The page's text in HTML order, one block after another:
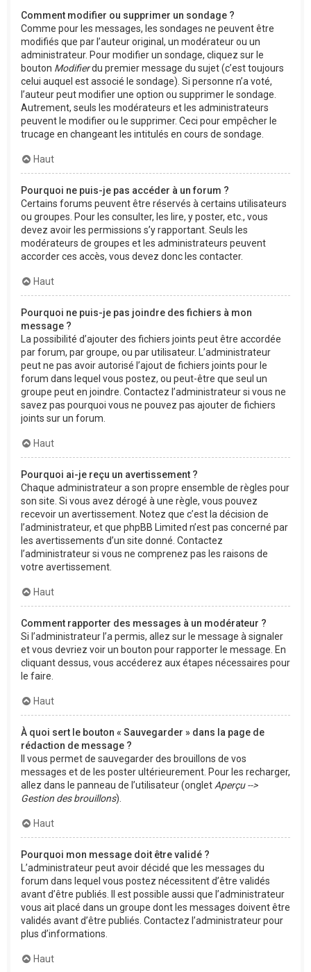
Comment modifier ou supprimer un sondage ?
Comme pour les messages, les sondages ne peuvent être
modifiés que par l’auteur original, un modérateur ou un
administrateur. Pour modifier un sondage, cliquez sur le
bouton Modifierdu premier message du sujet (c’est toujours
celui auquel est associé le sondage). Si personne n’a voté,
l’auteur peut modifier une option ou supprimer le sondage.
Autrement, seuls les modérateurs et les administrateurs
peuvent le modifier ou le supprimer. Ceci pour empêcher le
trucage en changeant les intitulés en cours de sondage.
Haut
Pourquoi ne puis-je pas accéder à un forum ?
Certains forums peuvent être réservés à certains utilisateurs
ou groupes. Pour les consulter, les lire, y poster, etc., vous
devez avoir les permissions s’y rapportant. Seuls les
modérateurs de groupes et les administrateurs peuvent
accorder ces accès, vous devez donc les contacter.
Haut
Pourquoi ne puis-je pas joindre des fichiers à mon
message ?
La possibilité d’ajouter des fichiers joints peut être accordée
par forum, par groupe, ou par utilisateur. L’administrateur
peut ne pas avoir autorisé l’ajout de fichiers joints pour le
forum dans lequel vous postez, ou peut-être que seul un
groupe peut en joindre. Contactez l’administrateur si vous ne
savez pas pourquoi vous ne pouvez pas ajouter de fichiers
joints sur un forum.
Haut
Pourquoi ai-je reçu un avertissement ?
Chaque administrateur a son propre ensemble de règles pour
son site. Si vous avez dérogé à une règle, vous pouvez
recevoir un avertissement. Notez que c’est la décision de
l’administrateur, et que phpBB Limited n’est pas concerné par
les avertissements d’un site donné. Contactez
l’administrateur si vous ne comprenez pas les raisons de
votre avertissement.
Haut
Comment rapporter des messages à un modérateur ?
Si l’administrateur l’a permis, allez sur le message à signaler
et vous devriez voir un bouton pour rapporter le message. En
cliquant dessus, vous accéderez aux étapes nécessaires pour
le faire.
Haut
À quoi sert le bouton « Sauvegarder » dans la page de
rédaction de message ?
Il vous permet de sauvegarder des brouillons de vos
messages et de les poster ultérieurement. Pour les recharger,
allez dans le panneau de l’utilisateur (onglet Aperçu -->
Gestion des brouillons).
Haut
Pourquoi mon message doit être validé ?
L’administrateur peut avoir décidé que les messages du
forum dans lequel vous postez nécessitent d’être validés
avant d’être publiés. Il est possible aussi que l’administrateur
vous ait placé dans un groupe dont les messages doivent être
validés avant d’être publiés. Contactez l’administrateur pour
plus d’informations.
Haut